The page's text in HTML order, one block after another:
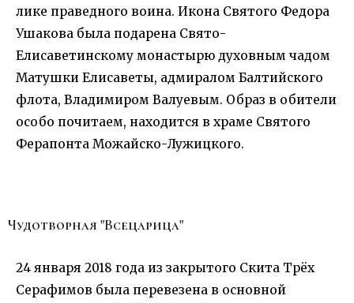
лике праведного воина. Икона Святого Федора
Ушакова была подарена Свято-
Елисаветинскому монастырю духовным чадом
Матушки Елисаветы, адмиралом Балтийского
флота, Владимиром Валуевым. Образ в обители
особо почитаем, находится в храме Святого
Ферапонта Можайско-Лужицкого.
Чудотворная "Всецарица"
24 января 2018 года из закрытого Скита Трёх
Серафимов была перевезена в основной